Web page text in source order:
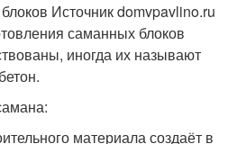
Источник domvpavlino.ru
саманных блоков
иногда их называют
материала создаёт в